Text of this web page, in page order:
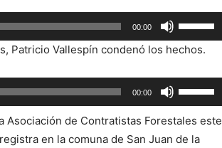
para
aumentar
o
00:00
las
teclas
de
flecha
Patricio Vallespín condenó los hechos.
00:00
las
teclas
de
Asociación de Contratistas Forestales este
en la comuna de San Juan de la